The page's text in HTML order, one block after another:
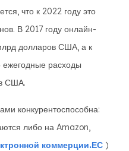
что к 2022 году это
В 2017 году онлайн-
долларов США, а к
ежегодные расходы
США.
конкурентоспособна:
либо на Amazon,
коммерции.ЕС )